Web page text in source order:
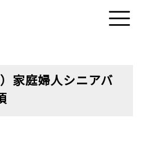
家庭婦人シニアバ